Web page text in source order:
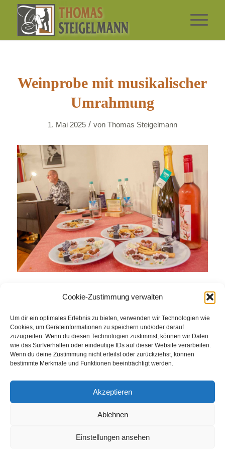
Cookie-Zustimmung verwalten
Um dir ein optimales Erlebnis zu bieten, verwenden wir Technologien wie
Cookies, um Geräteinformationen zu speichern und/oder darauf
zuzugreifen. Wenn du diesen Technologien zustimmst, können wir Daten
wie das Surfverhalten oder eindeutige IDs auf dieser Website verarbeiten.
Wenn du deine Zustimmung nicht erteilst oder zurückziehst, können
bestimmte Merkmale und Funktionen beeinträchtigt werden.
Akzeptieren
Ablehnen
Einstellungen ansehen
Weinprobe mit musikalischer
Umrahmung
1. Mai 2025 / von Thomas Steigelmann
WEINGUT SHOP FEWOS